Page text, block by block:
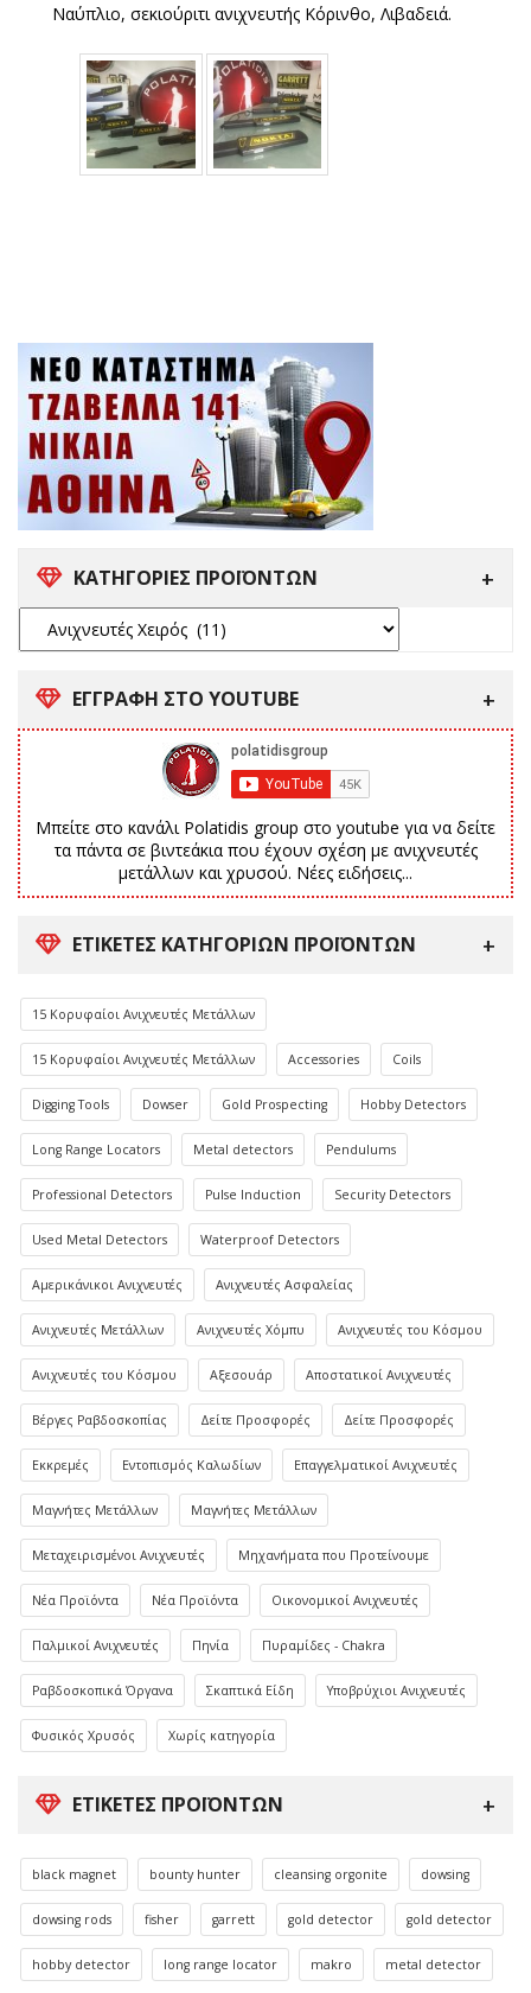
ΚΑΤΗΓΟΡΙΕΣ ΠΡΟΪΟΝΤΩΝ
ΕΓΓΡΑΦΗ ΣΤΟ YOUTUBE
Μπείτε στο κανάλι Polatidis group στο youtube για να δείτε
τα πάντα σε βιντεάκια που έχουν σχέση με ανιχνευτές
μετάλλων και χρυσού. Νέες ειδήσεις...
ΕΤΙΚΈΤΕΣ ΚΑΤΗΓΟΡΙΏΝ ΠΡΟΪΌΝΤΩΝ
15 Κορυφαίοι Ανιχνευτές Μετάλλων
15 Κορυφαίοι Ανιχνευτές Μετάλλων Accessories Coils
Digging Tools Dowser Gold Prospecting Hobby Detectors
Long Range Locators Metal detectors Pendulums
Professional Detectors Pulse Induction Security Detectors
Used Metal Detectors Waterproof Detectors
Αμερικάνικοι Ανιχνευτές Ανιχνευτές Ασφαλείας
Ανιχνευτές Μετάλλων Ανιχνευτές Χόμπυ Ανιχνευτές του Κόσμου
Ανιχνευτές του Κόσμου Αξεσουάρ Αποστατικοί Ανιχνευτές
Βέργες Ραβδοσκοπίας Δείτε Προσφορές Δείτε Προσφορές
Εκκρεμές Εντοπισμός Καλωδίων Επαγγελματικοί Ανιχνευτές
Μαγνήτες Μετάλλων Μαγνήτες Μετάλλων
Μεταχειρισμένοι Ανιχνευτές Μηχανήματα που Προτείνουμε
Νέα Προϊόντα Νέα Προϊόντα Οικονομικοί Ανιχνευτές
Παλμικοί Ανιχνευτές Πηνία Πυραμίδες - Chakra
Ραβδοσκοπικά Όργανα Σκαπτικά Είδη Υποβρύχιοι Ανιχνευτές
Φυσικός Χρυσός Χωρίς κατηγορία
ΕΤΙΚΈΤΕΣ ΠΡΟΪΌΝΤΩΝ
black magnet bounty hunter cleansing orgonite dowsing
dowsing rods fisher garrett gold detector gold detector
hobby detector long range locator makro metal detector
Ναύπλιο, σεκιούριτι ανιχνευτής Κόρινθο, Λιβαδειά.